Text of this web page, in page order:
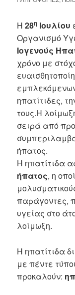
Η28η Ιουλίου
Οργανισμό
Ιογενούς
χρόνο με
ηπατίτιδες,
τους.Η
σειρά από
ήπατος.
Η ηπατίτιδα
ήπατος, η
παράγοντες,
υγείας στο
λοίμωξη.
Η ηπατίτιδα
με πέντε
προκαλούν: